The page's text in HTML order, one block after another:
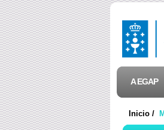
A EGAP
Inicio /